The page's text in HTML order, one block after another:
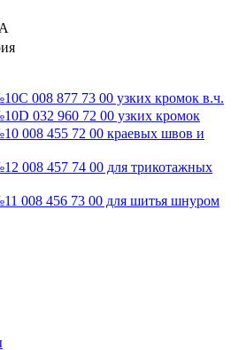
008 877 73 00 узких кромок в.ч.
032 960 72 00 узких кромок
008 455 72 00 краевых швов и
008 457 74 00 для трикотажных
008 456 73 00 для шитья шнуром